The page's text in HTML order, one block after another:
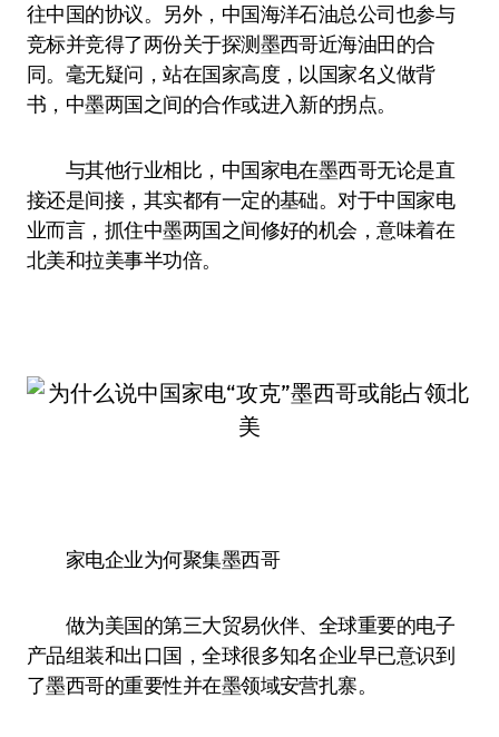
往中国的协议。另外，中国海洋石油总公司也参与
竞标并竞得了两份关于探测墨西哥近海油田的合
同。毫无疑问，站在国家高度，以国家名义做背
书，中墨两国之间的合作或进入新的拐点。
与其他行业相比，中国家电在墨西哥无论是直
接还是间接，其实都有一定的基础。对于中国家电
业而言，抓住中墨两国之间修好的机会，意味着在
北美和拉美事半功倍。
家电企业为何聚集墨西哥
做为美国的第三大贸易伙伴、全球重要的电子
产品组装和出口国，全球很多知名企业早已意识到
了墨西哥的重要性并在墨领域安营扎寨。